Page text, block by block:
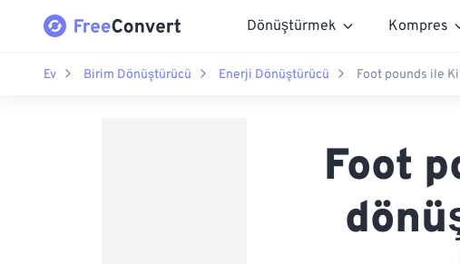
Dönüştürmek Kompres
Ev Birim Dönüştürücü Enerji Dönüştürücü Foot pounds ile
Foot